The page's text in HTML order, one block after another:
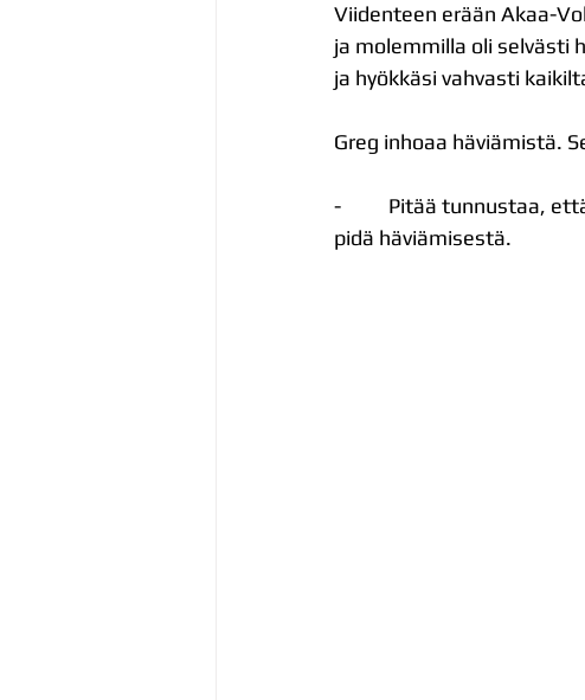
Viidenteen erään Akaa-
ja molemmilla oli selvästi
ja hyökkäsi vahvasti
Greg inhoaa häviämistä.
-          Pitää tunnustaa,
pidä häviämisestä.